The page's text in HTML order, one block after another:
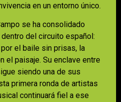
en un entorno único.
se ha consolidado
del circuito español:
el baile sin prisas, la
el paisaje. Su enclave entre
siendo una de sus
primera ronda de artistas
continuará fiel a ese